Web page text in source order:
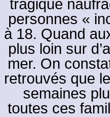
tragique
personnes «
à 18. Quand
plus loin sur
mer. On
retrouvés que
semaines
toutes ces